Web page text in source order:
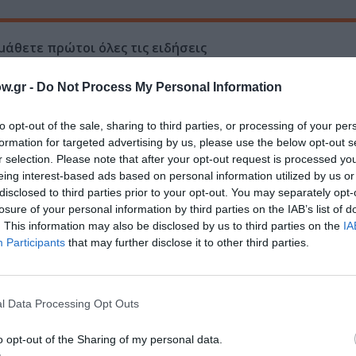
- Do Not Process My Personal Information
opt-out of the sale, sharing to third parties, or processing of your
for targeted advertising by us, please use the below opt-out
selection. Please note that after your opt-out request is processed
interest-based ads based on personal information utilized by us
to third parties prior to your opt-out. You may separately
of your personal information by third parties on the IAB’s list of
This information may also be disclosed by us to third parties on the
Participants that may further disclose it to other third parties.
Data Processing Opt Outs
opt-out of the Sharing of my personal data.
πρώτοι όλες τις ειδήσεις
στο Culturenow.gr
Δες
και τον Πολιτισμό!
το Culturenow.gr